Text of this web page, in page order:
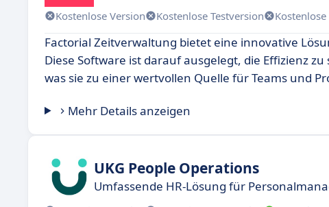
Kostenlose Version Kostenlose Testversion
Factorial Zeitverwaltung bietet eine innovative
Diese Software ist darauf ausgelegt, die Effizienz
was sie zu einer wertvollen Quelle für Teams und
Mehr Details anzeigen
UKG People Operations
Umfassende HR-Lösung für